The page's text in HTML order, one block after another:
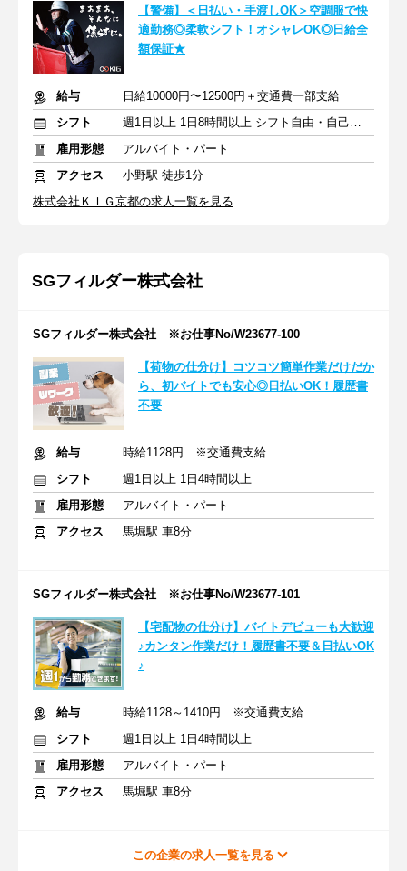
【警備】＜日払い・手渡しOK＞空調服で快
適勤務◎柔軟シフト！オシャレOK◎日給全
額保証★
給与
日給10000円〜12500円＋交通費一部支給
シフト
週1日以上 1日8時間以上 シフト自由・自己申告
雇用形態
アルバイト・パート
アクセス
小野駅 徒歩1分
株式会社ＫＩＧ京都の求人一覧を見る
SGフィルダー株式会社
SGフィルダー株式会社 ※お仕事No/W23677-100
【荷物の仕分け】コツコツ簡単作業だけだか
ら、初バイトでも安心◎日払いOK！履歴書
不要
給与
時給1128円 ※交通費支給
シフト
週1日以上 1日4時間以上
雇用形態
アルバイト・パート
アクセス
馬堀駅 車8分
SGフィルダー株式会社 ※お仕事No/W23677-101
【宅配物の仕分け】バイトデビューも大歓迎
♪カンタン作業だけ！履歴書不要＆日払いOK
♪
給与
時給1128～1410円 ※交通費支給
シフト
週1日以上 1日4時間以上
雇用形態
アルバイト・パート
アクセス
馬堀駅 車8分
この企業の求人一覧を見る